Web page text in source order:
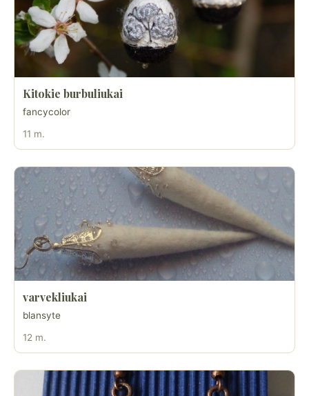
Kitokie burbuliukai
fancycolor
11 m.
varvekliukai
blansyte
12 m.